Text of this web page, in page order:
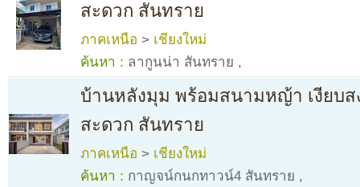
สะดวก สันทราย
ภาคเหนือ > เชียงใหม่
ค้นหา : ลากูนน่า สันทราย ,
บ้านหลังมุม พร้อมสนามหญ้า เงียบส
สะดวก สันทราย
ภาคเหนือ > เชียงใหม่
ค้นหา : กาญจน์กนกทาวน์4 สันทราย ,